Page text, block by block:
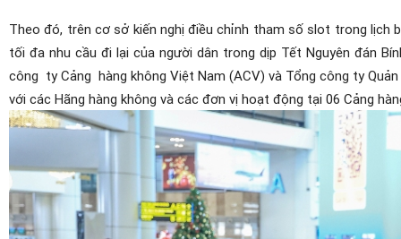
Theo đó, trên cơ sở kiến nghị điều chỉnh tham số slot trong lịch
tối đa nhu cầu đi lại của người dân trong dịp Tết Nguyên đán
công ty Cảng hàng không Việt Nam (ACV) và Tổng công ty
với các Hãng hàng không và các đơn vị hoạt động tại 06 Cảng